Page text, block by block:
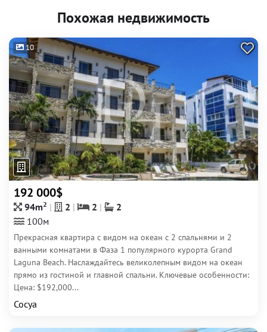
Похожая недвижимость
10
192 000$
94m2 2 2
2
100м
Прекрасная квартира с видом на океан с 2 спальнями и 2
ванными комнатами в Фаза 1 популярного курорта Grand
Laguna Beach. Наслаждайтесь великолепным видом на океан
прямо из гостиной и главной спальни. Ключевые особенности:
Цена: $192,000...
Сосуа